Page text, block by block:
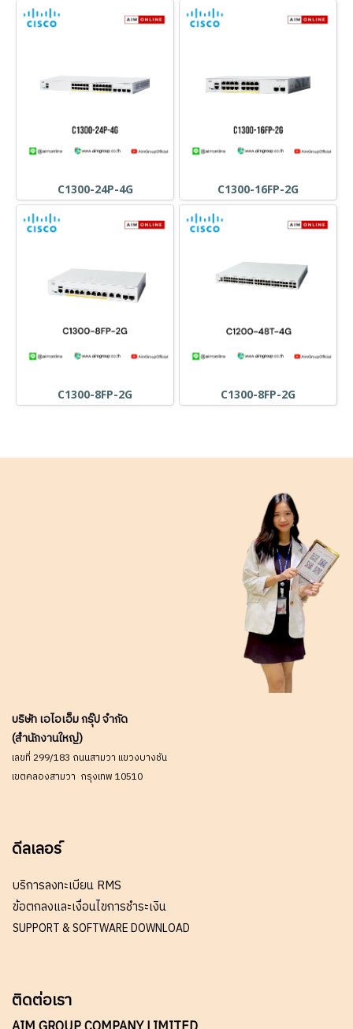
C1300-24P-4G C1300-16FP-2G
C1300-8FP-2G C1300-8FP-2G
บริษัท เอไอเอ็ม กรุ๊ป จำกัด
(สำนักงานใหญ่)
เลขที่ 299/183 ถนนสามวา แขวงบางชัน
เขตคลองสามวา กรุงเทพ 10510
ดีลเลอร์
บริการลงทะเบียน RMS
ข้อตกลงและเงื่อนไขการชำระเงิน
SUPPORT & SOFTWARE DOWNLOAD
ติดต่อเรา